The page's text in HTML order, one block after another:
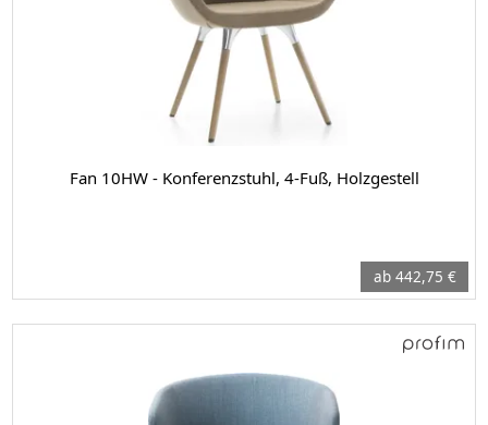
Fan 10HW - Konferenzstuhl, 4-Fuß, Holzgestell
ab 442,75 €